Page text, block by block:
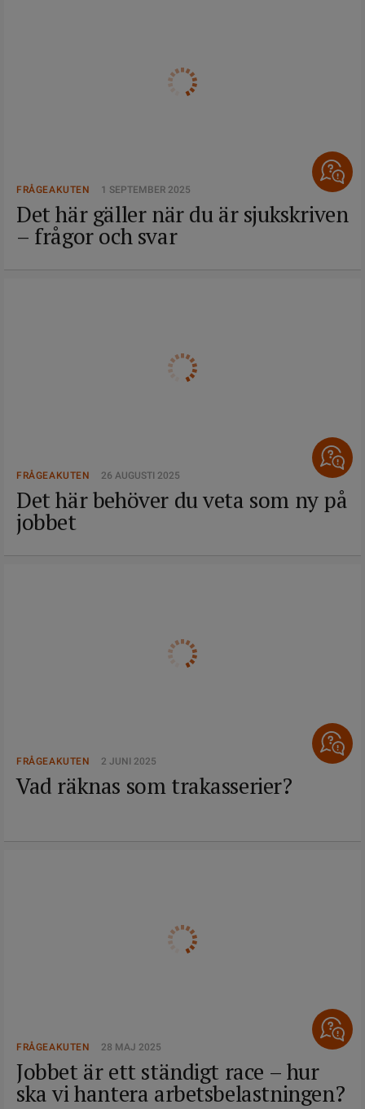
FRÅGEAKUTEN 1 SEPTEMBER 2025
Det här gäller när du är sjukskriven
– frågor och svar
FRÅGEAKUTEN 26 AUGUSTI 2025
Det här behöver du veta som ny på
jobbet
FRÅGEAKUTEN 2 JUNI 2025
Vad räknas som trakasserier?
FRÅGEAKUTEN 28 MAJ 2025
Jobbet är ett ständigt race – hur
ska vi hantera arbetsbelastningen?